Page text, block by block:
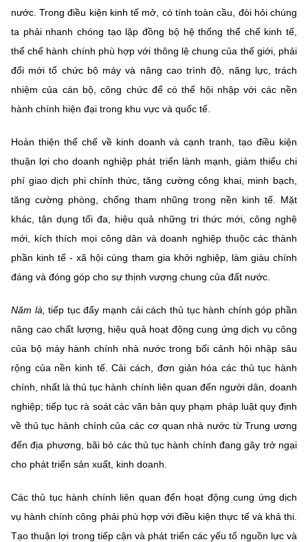
nước. Trong điều kiện kinh tế mở, có tính toàn cầu, đòi hỏi chúng
ta phải nhanh chóng tạo lập đồng bộ hệ thống thể chế kinh tế,
thể chế hành chính phù hợp với thông lệ chung của thế giới, phải
đổi mới tổ chức bộ máy và nâng cao trình độ, năng lực, trách
nhiệm của cán bộ, công chức để có thể hội nhập với các nền
hành chính hiện đại trong khu vực và quốc tế.
Hoàn thiện thể chế về kinh doanh và cạnh tranh, tạo điều kiện
thuận lợi cho doanh nghiệp phát triển lành mạnh, giảm thiểu chi
phí giao dịch phi chính thức, tăng cường công khai, minh bạch,
tăng cường phòng, chống tham nhũng trong nền kinh tế. Mặt
khác, tận dụng tối đa, hiệu quả những tri thức mới, công nghệ
mới, kích thích mọi công dân và doanh nghiệp thuộc các thành
phần kinh tế - xã hội cùng tham gia khởi nghiệp, làm giàu chính
đáng và đóng góp cho sự thịnh vượng chung của đất nước.
Năm là, tiếp tục đẩy mạnh cải cách thủ tục hành chính góp phần
nâng cao chất lượng, hiệu quả hoạt động cung ứng dịch vụ công
của bộ máy hành chính nhà nước trong bối cảnh hội nhập sâu
rộng của nền kinh tế. Cải cách, đơn giản hóa các thủ tục hành
chính, nhất là thủ tục hành chính liên quan đến người dân, doanh
nghiệp; tiếp tục rà soát các văn bản quy phạm pháp luật quy định
về thủ tục hành chính của các cơ quan nhà nước từ Trung ương
đến địa phương, bãi bỏ các thủ tục hành chính đang gây trở ngại
cho phát triển sản xuất, kinh doanh.
Các thủ tục hành chính liên quan đến hoạt động cung ứng dịch
vụ hành chính công phải phù hợp với điều kiện thực tế và khả thi.
Tạo thuận lợi trong tiếp cận và phát triển các yếu tố nguồn lực và